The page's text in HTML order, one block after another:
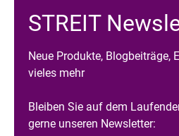
STREIT
Neue Produkte, Blogbeiträge,
vieles mehr
Bleiben Sie auf dem
gerne unseren Newsletter: